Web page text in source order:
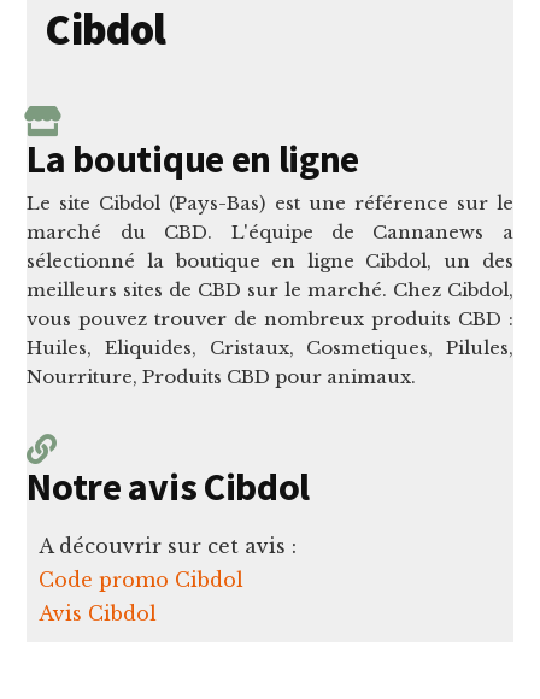
Cibdol
La boutique en ligne
Le site Cibdol (Pays-Bas) est une référence sur le
marché du CBD. L'équipe de Cannanews a
sélectionné la boutique en ligne Cibdol, un des
meilleurs sites de CBD sur le marché. Chez Cibdol,
vous pouvez trouver de nombreux produits CBD :
Huiles, Eliquides, Cristaux, Cosmetiques, Pilules,
Nourriture, Produits CBD pour animaux.
Notre avis Cibdol
A découvrir sur cet avis :
Code promo Cibdol
Avis Cibdol